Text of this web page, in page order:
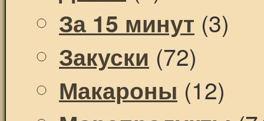
За 15 минут (3)
Закуски (72)
Макароны (12)